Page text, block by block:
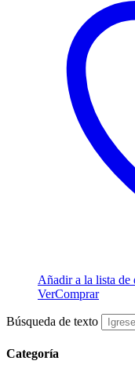
Añadir a la lista de
VerComprar
Búsqueda de texto
Categoría